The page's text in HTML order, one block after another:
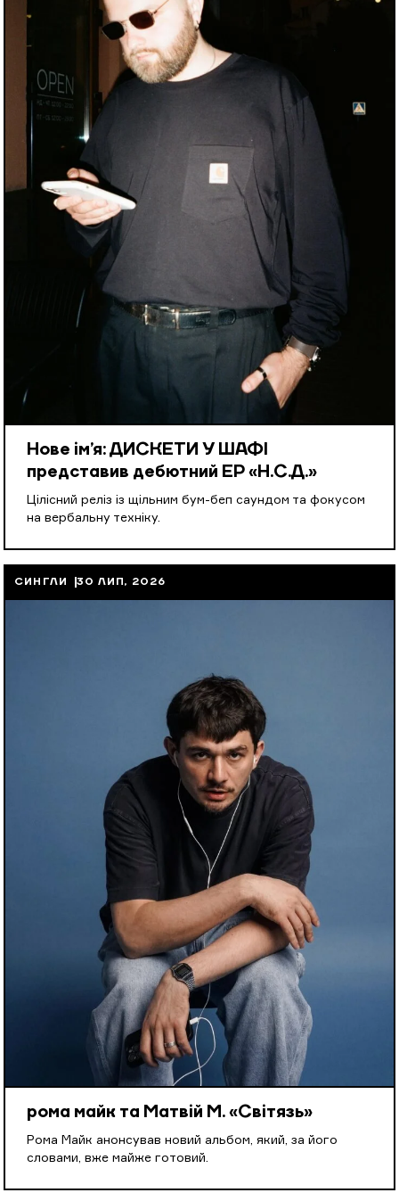
Нове ім’я: ДИСКЕТИ У ШАФІ
представив дебютний EP «Н.С.Д.»
Цілісний реліз із щільним бум-беп саундом та фокусом
на вербальну техніку.
СИНГЛИ 30 ЛИП, 2026
рома майк та Матвій М. «Світязь»
Рома Майк анонсував новий альбом, який, за його
словами, вже майже готовий.